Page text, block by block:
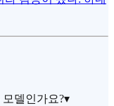
모델인가요?▾